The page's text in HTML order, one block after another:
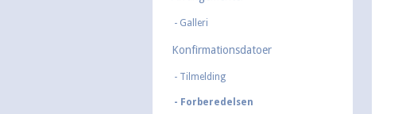
Galleri
Konfirmationsdatoer
Tilmelding
Forberedelsen